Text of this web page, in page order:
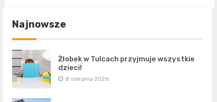
Najnowsze
Żłobek w Tulcach przyjmuje wszystkie
dzieci!
8 sierpnia 2026